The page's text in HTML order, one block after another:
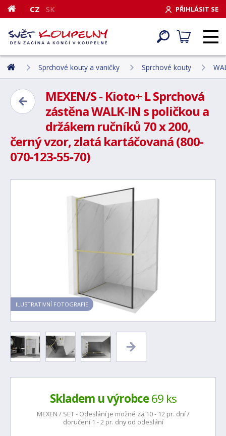
PŘIHLÁSIT SE
CZ SK
Sprchové kouty a vaničky Sprchové kouty
MEXEN/S - Kioto+ L Sprchová
zástěna WALK-IN s poličkou a
držákem ručníků 70 x 200,
černý vzor, zlatá kartáčovaná (800-
070-123-55-70)
ILUSTRATIVNÍ FOTOGRAFIE
Skladem u výrobce69 ks
MEXEN / SET - Odeslání je možné za 10 - 12 pr. dní /
doručení 1 - 2 pr. dny od odeslání